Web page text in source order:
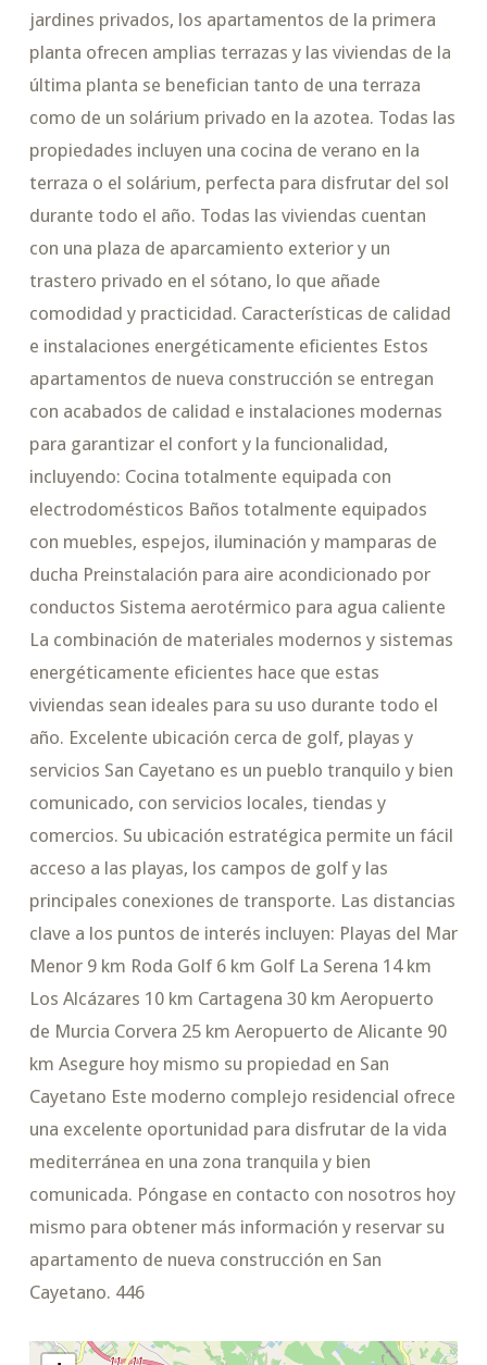
jardines privados, los apartamentos de la primera
planta ofrecen amplias terrazas y las viviendas de la
última planta se benefician tanto de una terraza
como de un solárium privado en la azotea. Todas las
propiedades incluyen una cocina de verano en la
terraza o el solárium, perfecta para disfrutar del sol
durante todo el año. Todas las viviendas cuentan
con una plaza de aparcamiento exterior y un
trastero privado en el sótano, lo que añade
comodidad y practicidad. Características de calidad
e instalaciones energéticamente eficientes Estos
apartamentos de nueva construcción se entregan
con acabados de calidad e instalaciones modernas
para garantizar el confort y la funcionalidad,
incluyendo: Cocina totalmente equipada con
electrodomésticos Baños totalmente equipados
con muebles, espejos, iluminación y mamparas de
ducha Preinstalación para aire acondicionado por
conductos Sistema aerotérmico para agua caliente
La combinación de materiales modernos y sistemas
energéticamente eficientes hace que estas
viviendas sean ideales para su uso durante todo el
año. Excelente ubicación cerca de golf, playas y
servicios San Cayetano es un pueblo tranquilo y bien
comunicado, con servicios locales, tiendas y
comercios. Su ubicación estratégica permite un fácil
acceso a las playas, los campos de golf y las
principales conexiones de transporte. Las distancias
clave a los puntos de interés incluyen: Playas del Mar
Menor 9 km Roda Golf 6 km Golf La Serena 14 km
Los Alcázares 10 km Cartagena 30 km Aeropuerto
de Murcia Corvera 25 km Aeropuerto de Alicante 90
km Asegure hoy mismo su propiedad en San
Cayetano Este moderno complejo residencial ofrece
una excelente oportunidad para disfrutar de la vida
mediterránea en una zona tranquila y bien
comunicada. Póngase en contacto con nosotros hoy
mismo para obtener más información y reservar su
apartamento de nueva construcción en San
Cayetano. 446